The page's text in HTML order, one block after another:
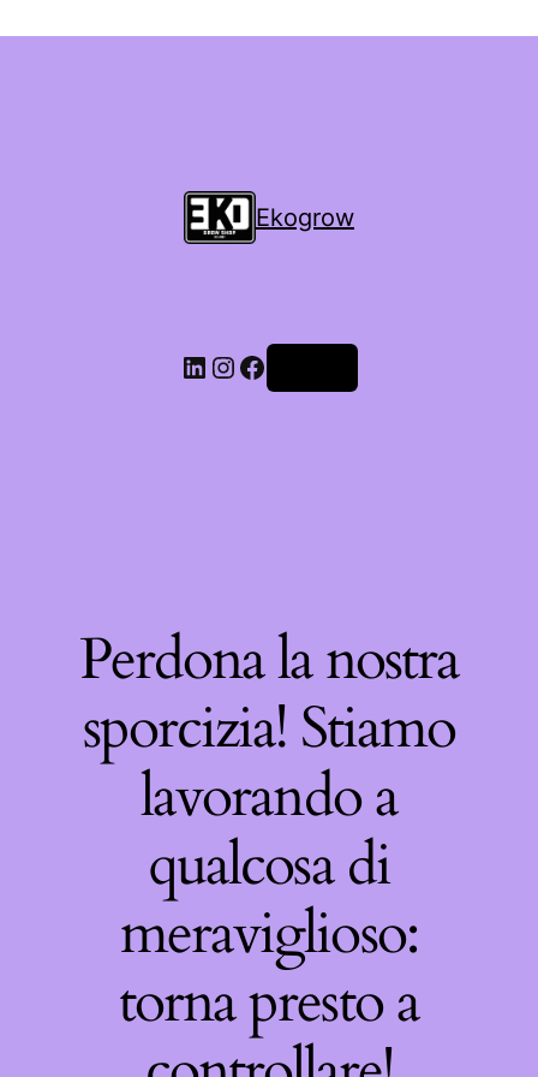
Ekogrow
Perdona la nostra
sporcizia! Stiamo
lavorando a
qualcosa di
meraviglioso:
torna presto a